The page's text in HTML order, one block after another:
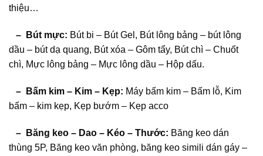
thiệu…
– Bút mực: Bút bi – Bút Gel, Bút lông bảng – bút lông
dầu – bút dạ quang, Bút xóa – Gôm tẩy, Bút chì – Chuốt
chì, Mực lông bảng – Mực lông dầu – Hộp dấu.
– Bấm kim – Kim – Kẹp: Máy bấm kim – Bấm lỗ, Kim
bấm – kim kẹp, Kẹp bướm – Kẹp acco
– Băng keo – Dao – Kéo – Thước: Băng keo dán
thùng 5P, Băng keo văn phòng, băng keo simili dán gáy –